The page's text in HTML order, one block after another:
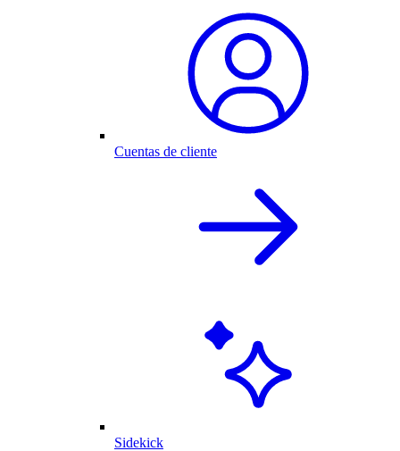
Cuentas de cliente
Sidekick